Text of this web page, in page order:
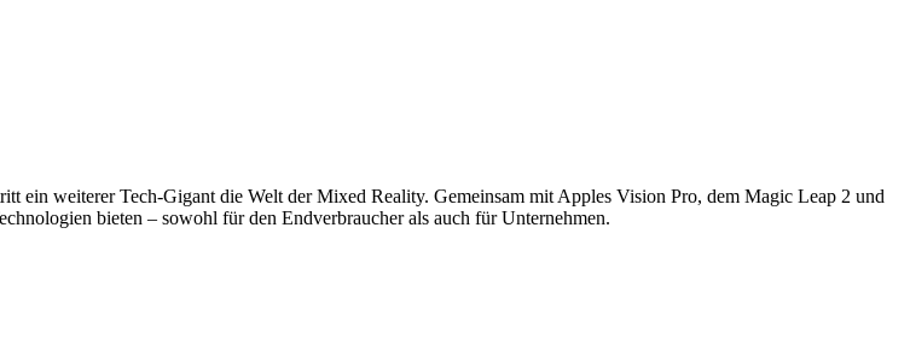
ein weiterer Tech-Gigant die Welt der Mixed Reality. Gemeinsam mit Apples Vision Pro, dem Magic Leap 2 und
bieten – sowohl für den Endverbraucher als auch für Unternehmen.